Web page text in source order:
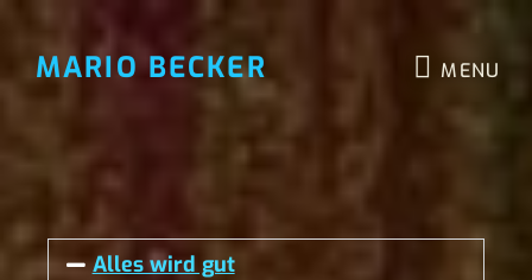
MARIO BECKER MENU
Alles wird gut